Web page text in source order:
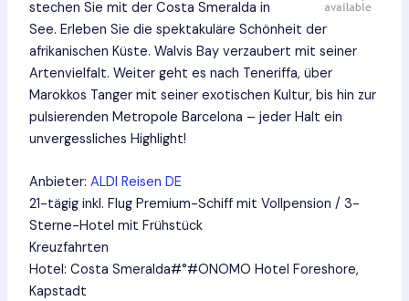
stechen Sie mit der Costa Smeralda in
See. Erleben Sie die spektakuläre Schönheit der
afrikanischen Küste. Walvis Bay verzaubert mit seiner
Artenvielfalt. Weiter geht es nach Teneriffa, über
Marokkos Tanger mit seiner exotischen Kultur, bis hin zur
pulsierenden Metropole Barcelona – jeder Halt ein
unvergessliches Highlight!
Anbieter: ALDI Reisen DE
21-tägig inkl. Flug Premium-Schiff mit Vollpension / 3-
Sterne-Hotel mit Frühstück
Kreuzfahrten
Hotel: Costa Smeralda#°#ONOMO Hotel Foreshore,
Kapstadt